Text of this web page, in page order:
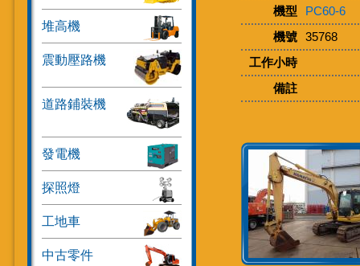
堆高機
震動壓路機
道路鋪裝機
發電機
探照燈
工地車
中古零件
機型
PC60-6
機號
35768
工作小時
備註